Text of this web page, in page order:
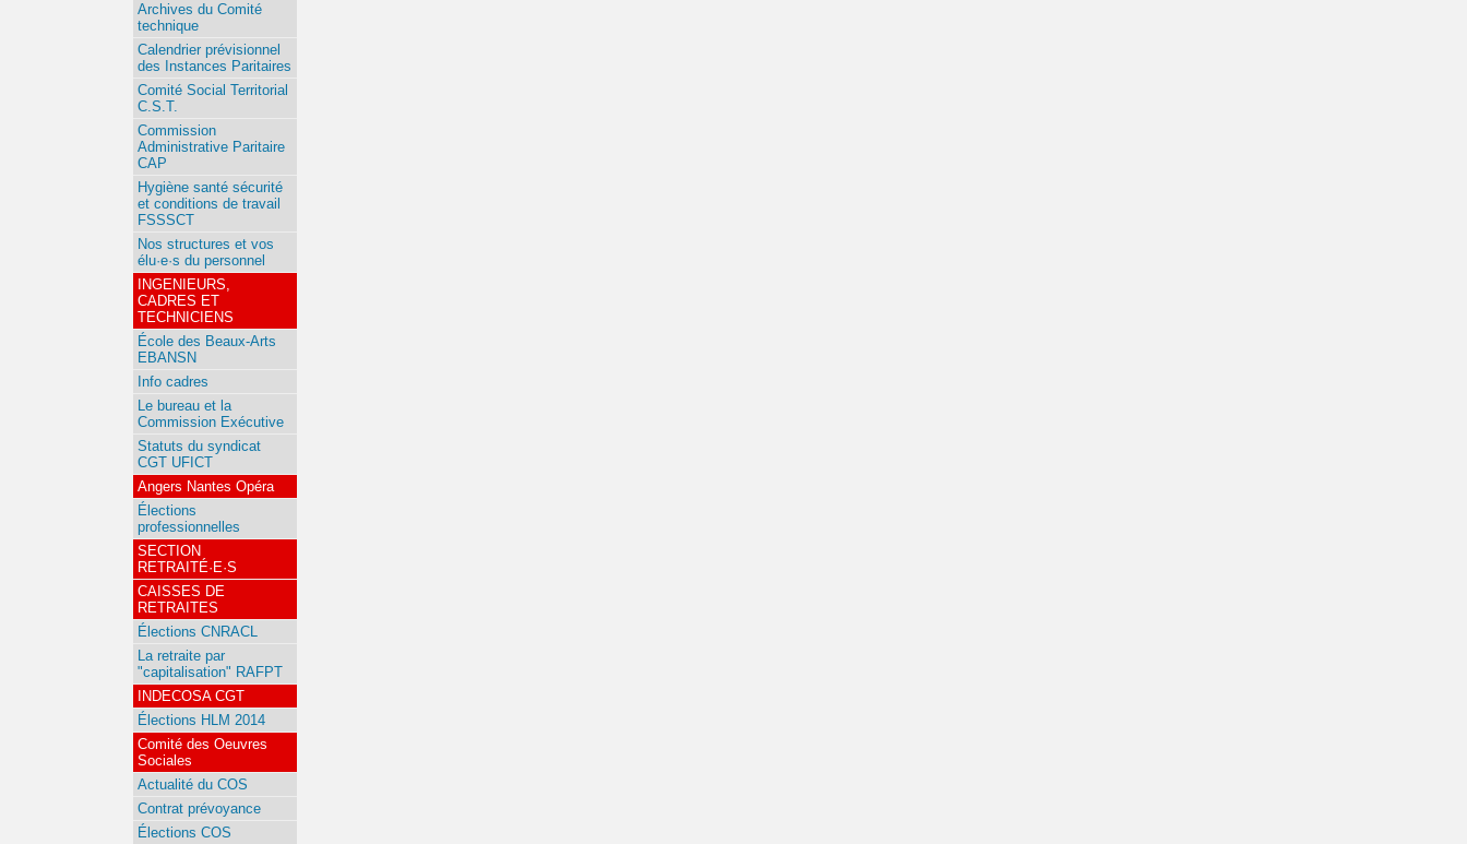
Archives du Comité
technique
Calendrier prévisionnel
des Instances Paritaires
Comité Social Territorial
C.S.T.
Commission
Administrative Paritaire
CAP
Hygiène santé sécurité
et conditions de travail
FSSSCT
Nos structures et vos
élu·e·s du personnel
INGENIEURS,
CADRES ET
TECHNICIENS
École des Beaux-Arts
EBANSN
Info cadres
Le bureau et la
Commission Exécutive
Statuts du syndicat
CGT UFICT
Angers Nantes Opéra
Élections
professionnelles
SECTION
RETRAITÉ·E·S
CAISSES DE
RETRAITES
Élections CNRACL
La retraite par
"capitalisation" RAFPT
INDECOSA CGT
Élections HLM 2014
Comité des Oeuvres
Sociales
Actualité du COS
Contrat prévoyance
Élections COS